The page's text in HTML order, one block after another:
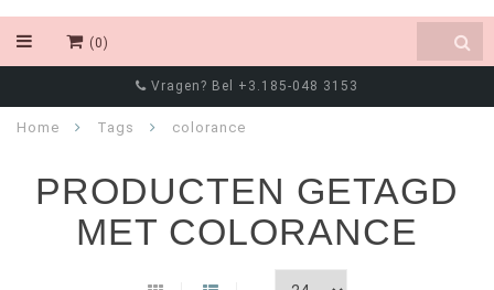
(0)
Vragen? Bel +3.185-048 3153
Home Tags colorance
PRODUCTEN GETAGD
MET COLORANCE